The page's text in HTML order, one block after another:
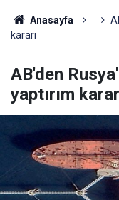
Anasayfa
kararı
AB'den
yaptırım